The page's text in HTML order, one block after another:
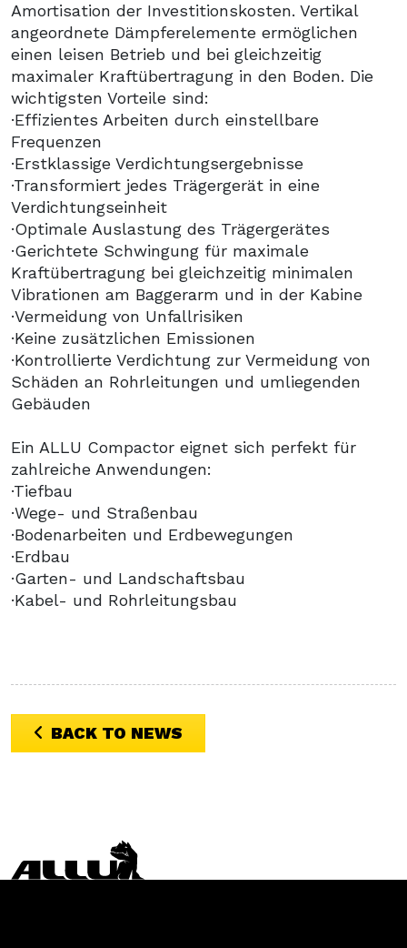
Amortisation der Investitionskosten. Vertikal
angeordnete Dämpferelemente ermöglichen
einen leisen Betrieb und bei gleichzeitig
maximaler Kraftübertragung in den Boden. Die
wichtigsten Vorteile sind:
·Effizientes Arbeiten durch einstellbare
Frequenzen
·Erstklassige Verdichtungsergebnisse
·Transformiert jedes Trägergerät in eine
Verdichtungseinheit
·Optimale Auslastung des Trägergerätes
·Gerichtete Schwingung für maximale
Kraftübertragung bei gleichzeitig minimalen
Vibrationen am Baggerarm und in der Kabine
·Vermeidung von Unfallrisiken
·Keine zusätzlichen Emissionen
·Kontrollierte Verdichtung zur Vermeidung von
Schäden an Rohrleitungen und umliegenden
Gebäuden
Ein ALLU Compactor eignet sich perfekt für
zahlreiche Anwendungen:
·Tiefbau
·Wege- und Straßenbau
·Bodenarbeiten und Erdbewegungen
·Erdbau
·Garten- und Landschaftsbau
·Kabel- und Rohrleitungsbau
BACK TO NEWS